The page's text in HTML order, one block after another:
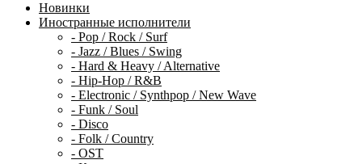
Новинки
Иностранные исполнители
- Pop / Rock / Surf
- Jazz / Blues / Swing
- Hard & Heavy / Alternative
- Hip-Hop / R&B
- Electronic / Synthpop / New Wave
- Funk / Soul
- Disco
- Folk / Country
- OST